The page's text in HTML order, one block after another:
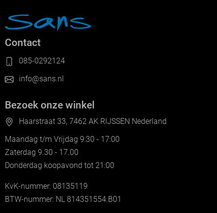
Contact
085-0292124
info@sans.nl
Bezoek onze winkel
Haarstraat 33, 7462 AK RIJSSEN Nederland
Maandag t/m Vrijdag 9:30 - 17:00
Zaterdag 9.30 - 17.00
Donderdag koopavond tot 21:00
KvK-nummer: 08135119
BTW-nummer: NL 814351554.B01